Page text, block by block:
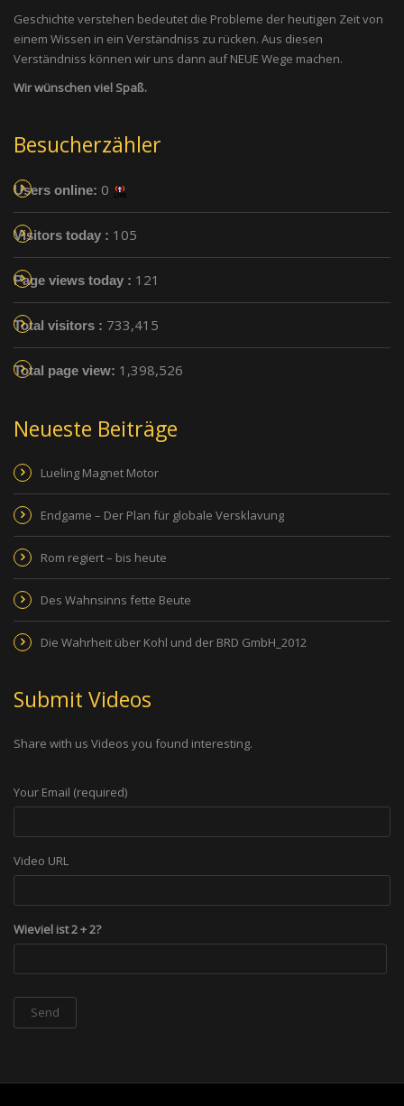
Geschichte verstehen bedeutet die Probleme der heutigen Zeit von
einem Wissen in ein Verständniss zu rücken. Aus diesen
Verständniss können wir uns dann auf NEUE Wege machen.
Wir wünschen viel Spaß.
Besucherzähler
Users online: 0
Visitors today : 105
Page views today : 121
Total visitors : 733,415
Total page view: 1,398,526
Neueste Beiträge
Lueling Magnet Motor
Endgame – Der Plan für globale Versklavung
Rom regiert – bis heute
Des Wahnsinns fette Beute
Die Wahrheit über Kohl und der BRD GmbH_2012
Submit Videos
Share with us Videos you found interesting.
Your Email (required)
Video URL
Wieviel ist 2 + 2?